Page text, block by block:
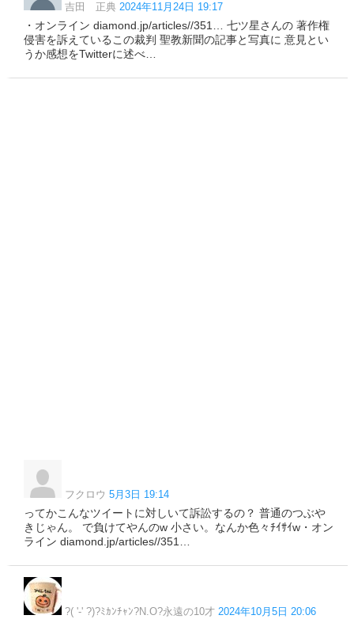
吉田 正典 2024年11月24日 19:17
・オンライン diamond.jp/articles//351… 七ツ星さんの 著作権
侵害を訴えているこの裁判 聖教新聞の記事と写真に 意見とい
うか感想をTwitterに述べ…
フクロウ 5月3日 19:14
ってかこんなツイートに対しいて訴訟するの？ 普通のつぶや
きじゃん。 で負けてやんのw 小さい。なんか色々ﾁｲｻｲw・オン
ライン diamond.jp/articles//351…
?( '-' ?)?ﾐｶﾝﾁｬﾝ?N.O?永遠の10才 2024年10月5日 20:06